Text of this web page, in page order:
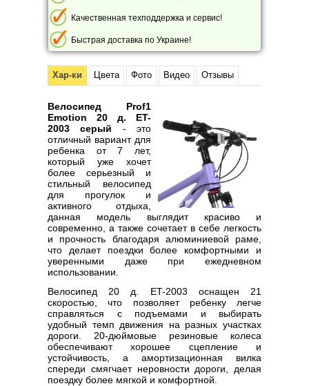
Качественная техподдержка и сервис!
Быстрая доставка по Украине!
Хар-ки Цвета Фото Видео Отзывы
Велосипед Prof1
Emotion 20 д. ET-
2003 серый - это
отличный вариант для
ребенка от 7 лет,
который уже хочет
более серьезный и
стильный велосипед
для прогулок и
активного отдыха,
данная модель выглядит красиво и
современно, а также сочетает в себе легкость
и прочность благодаря алюминиевой раме,
что делает поездки более комфортными и
уверенными даже при ежедневном
использовании.
Велосипед 20 д. ET-2003 оснащен 21
скоростью, что позволяет ребенку легче
справляться с подъемами и выбирать
удобный темп движения на разных участках
дороги. 20-дюймовые резиновые колеса
обеспечивают хорошее сцепление и
устойчивость, а амортизационная вилка
спереди смягчает неровности дороги, делая
поездку более мягкой и комфортной.